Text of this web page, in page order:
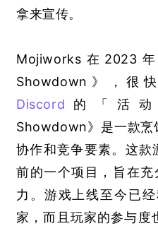
拿来宣传。
Mojiworks在2023
Discord 的「活
Showdown》是一款烹
协作和竞争要素。这
前的一个项目，旨在充
力。游戏上线至今已
家，而且玩家的参与度